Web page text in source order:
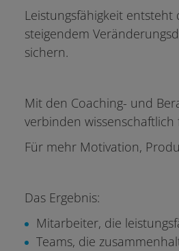
Leistungsfähigkeit
steigendem
sichern.
Mit den Coaching- und
verbinden
Für mehr Motivation,
Das Ergebnis:
Mitarbeiter, die
Teams, die